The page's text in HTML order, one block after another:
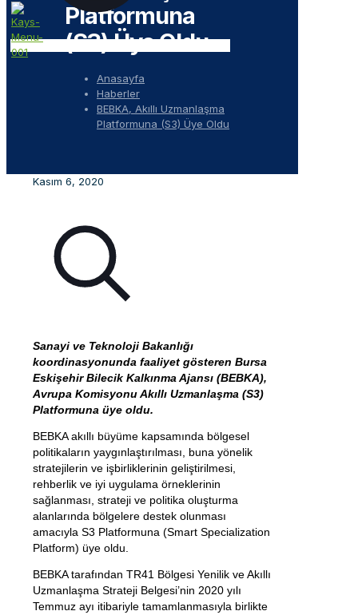
Platformuna
(S3) Üye Oldu
Anasayfa
Haberler
BEBKA, Akıllı Uzmanlaşma
Platformuna (S3) Üye Oldu
Kasım 6, 2020
Sanayi ve Teknoloji Bakanlığı
koordinasyonunda faaliyet gösteren Bursa
Eskişehir Bilecik Kalkınma Ajansı (BEBKA),
Avrupa Komisyonu Akıllı Uzmanlaşma (S3)
Platformuna üye oldu.
BEBKA akıllı büyüme kapsamında bölgesel
politikaların yaygınlaştırılması, buna yönelik
stratejilerin ve işbirliklerinin geliştirilmesi,
rehberlik ve iyi uygulama örneklerinin
sağlanması, strateji ve politika oluşturma
alanlarında bölgelere destek olunması
amacıyla S3 Platformuna (Smart Specialization
Platform) üye oldu.
BEBKA tarafından TR41 Bölgesi Yenilik ve Akıllı
Uzmanlaşma Strateji Belgesi’nin 2020 yılı
Temmuz ayı itibariyle tamamlanmasıyla birlikte